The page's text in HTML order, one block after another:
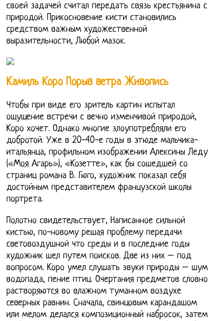
своей задачей считал передать связь крестьянина с
природой. Прикосновение кисти становились
средством важным художественной
выразительности, Любой мазок.
Камиль Коро Порыв ветра Живопись
Чтобы при виде его зритель картин испытал
ощущение встречи с вечно изменчивой природой,
Коро хочет. Однако многие злоупотребляли его
добротой. Уже в 20-40-е годы в этюде мальчика-
итальянца, профильном изображении Алексины Леду
(«Моя Агарь»), «Козетте», как бы сошедшей со
страниц романа В. Гюго, художник показал себя
достойным представителем французской школы
портрета.
Полотно свидетельствует, Написанное сильной
кистью, по-новому решая проблему передачи
световоздушной что среды и в последние годы
художник шел путем поисков. Две из них – под
вопросом. Коро умел слушать звуки природы – шум
водопада, пение птиц. Очертания предметов словно
растворяются во влажном туманном воздухе
северных равнин. Сначала, свинцовым карандашом
или мелом делался композиционный набросок, затем